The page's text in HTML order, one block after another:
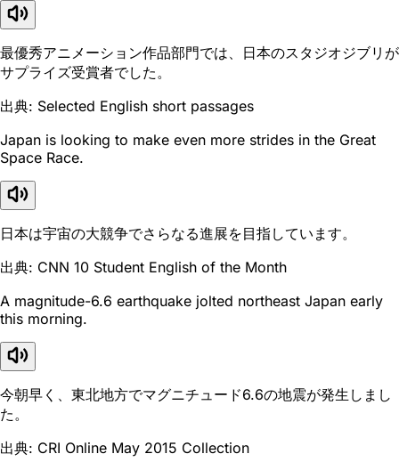
最優秀アニメーション作品部門では、日本のスタジオジブリが
サプライズ受賞者でした。
出典: Selected English short passages
Japan is looking to make even more strides in the Great
Space Race.
日本は宇宙の大競争でさらなる進展を目指しています。
出典: CNN 10 Student English of the Month
A magnitude-6.6 earthquake jolted northeast Japan early
this morning.
今朝早く、東北地方でマグニチュード6.6の地震が発生しまし
た。
出典: CRI Online May 2015 Collection